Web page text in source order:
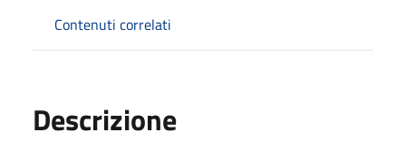
Contenuti correlati
Descrizione